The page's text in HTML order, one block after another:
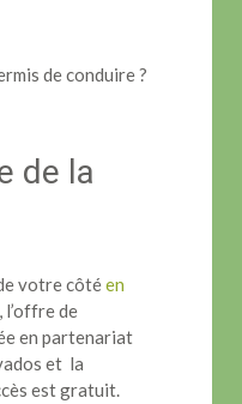
de conduire ?
de la
votre côtéen
, l’offre de
en partenariat
et la
est gratuit.